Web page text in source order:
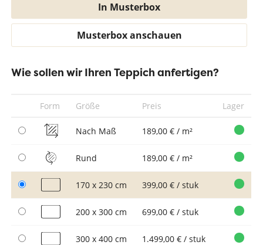
In Musterbox
Musterbox anschauen
Wie sollen wir Ihren Teppich anfertigen?
Form Größe Preis Lager
Nach Maß 189,00 € / m²
Rund 189,00 € / m²
170 x 230 cm 399,00 € / stuk
200 x 300 cm 699,00 € / stuk
300 x 400 cm 1.499,00 € / stuk